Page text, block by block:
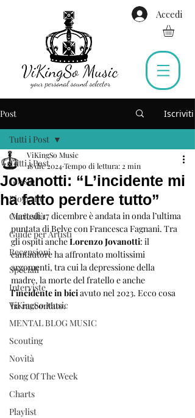
Accedi
Post Iscriviti
Tutti i Post
Gossip
Biografie
Curiosità
Guide per Artisti
Recensioni
Speciali
Interviste
ViKingSo Music
MENTAL BLOG MUSIC
Scouting
Novità
Song Of The Week
Charts
Playlist
Tutti i Post
Jovanotti: “L’incidente mi
ha fatto perdere tutto”
ViKingSo Music
18 dic 2024Tempo di lettura: 2 min
Martedì 17 dicembre è andata in onda l’ultima
puntata di Belve con Francesca Fagnani. Tra
gli ospiti anche Lorenzo Jovanotti: il
cantautore ha affrontato moltissimi
argomenti, tra cui la depressione della
madre, la morte del fratello e anche
l’incidente in bici avuto nel 2023. Ecco cosa
ha raccontato.